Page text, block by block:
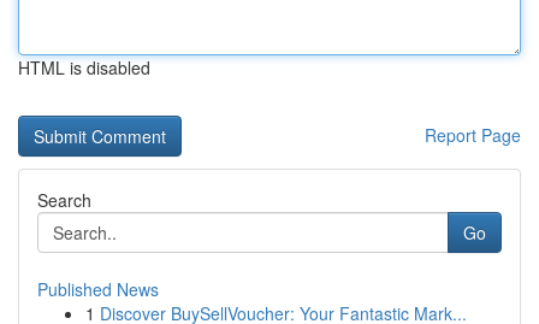
HTML is disabled
Report Page
Search
Go
Published News
1 Discover BuySellVoucher: Your Fantastic Mark...